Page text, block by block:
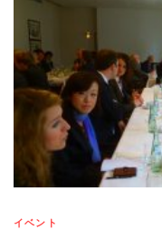
イベント